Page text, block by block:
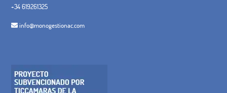
+34 619261325
info@monogestionac.com